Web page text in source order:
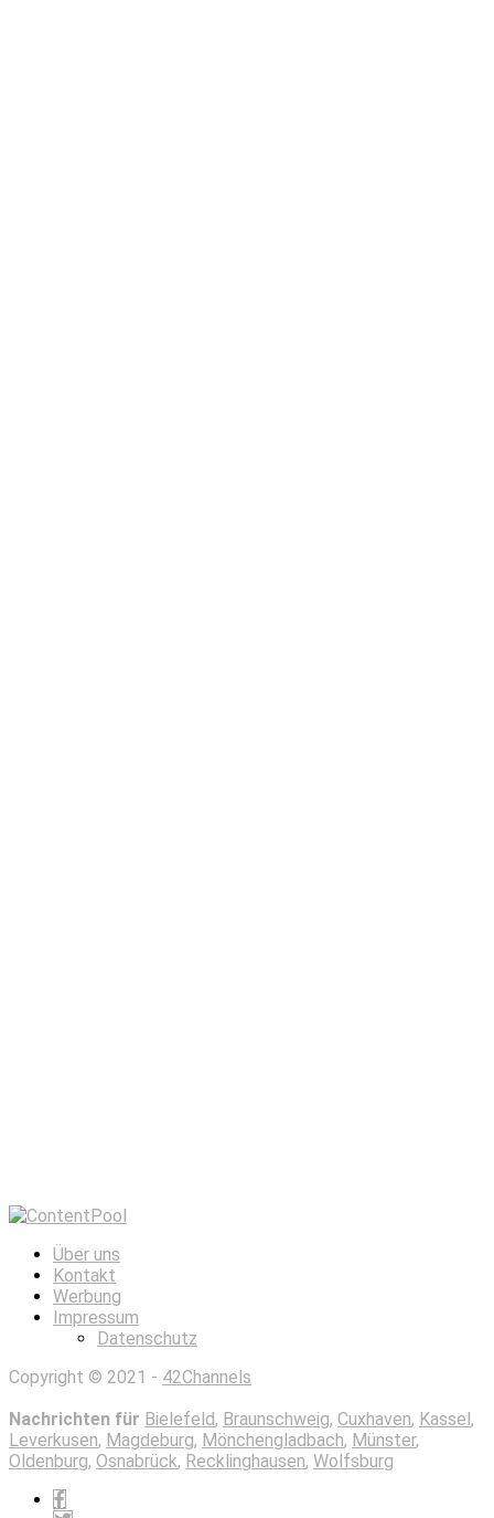
Über uns
Kontakt
Werbung
Impressum
Datenschutz
Copyright © 2021 - 42Channels
Nachrichten für Bielefeld, Braunschweig, Cuxhaven, Kassel,
Leverkusen, Magdeburg, Mönchengladbach, Münster,
Oldenburg, Osnabrück, Recklinghausen, Wolfsburg